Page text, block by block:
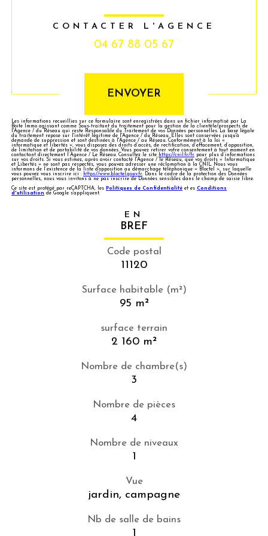
CONTACTER L'AGENCE
04 67 88 05 67
ENVOYER
Les informations recueillies sur ce formulaire sont enregistrées dans un fichier informatisé par La
Boite Immo agissant comme Sous-traitant du traitement pour la gestion de la clientèle/prospects de
l'Agence / du Réseau qui reste Responsable du Traitement de vos Données personnelles. La base légale
du traitement repose sur l'intérêt légitime de l'Agence / du Réseau. Elles sont conservées jusqu'à
demande de suppression et sont destinées à l'Agence / au Réseau. Conformément à la loi «
informatique et libertés », vous disposez des droits d’accès, de rectification, d’effacement, d’opposition,
de limitation et de portabilité de vos données. Vous pouvez retirer votre consentement à tout moment en
contactant directement l’Agence / Le Réseau. Consultez le site
https://cnil.fr/fr pour plus d’informations
sur vos droits. Si vous estimez, après avoir contacté l'Agence / le Réseau, que vos droits « Informatique
et Libertés » ne sont pas respectés, vous pouvez adresser une réclamation à la CNIL. Nous vous
informons de l’existence de la liste d'opposition au démarchage téléphonique « Bloctel », sur laquelle
vous pouvez vous inscrire ici :
https://www.bloctel.gouv.fr. Dans le cadre de la protection des Données
personnelles, nous vous invitons à ne pas inscrire de Données sensibles dans le champ de saisie libre.
Ce site est protégé par reCAPTCHA, les
Politiques de Confidentialité et es Conditions
d'utilisation de Google s'appliquent.
EN
BREF
Code postal
11120
Surface habitable (m²)
95 m²
surface terrain
2 160 m²
Nombre de chambre(s)
3
Nombre de pièces
4
Nombre de niveaux
1
Vue
jardin, campagne
Nb de salle de bains
1